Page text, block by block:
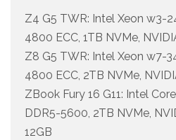
Z4 G5 TWR: Intel Xeon w3-
4800 ECC, 1TB NVMe,
Z8 G5 TWR: Intel Xeon w7-
4800 ECC, 2TB NVMe,
ZBook Fury 16 G11: Intel
DDR5-5600, 2TB NVMe,
12GB